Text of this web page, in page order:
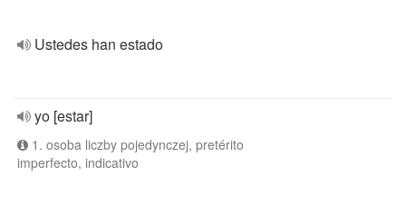
Ustedes han estado
yo [estar]
1. osoba liczby pojedynczej, pretérito
imperfecto, indicativo